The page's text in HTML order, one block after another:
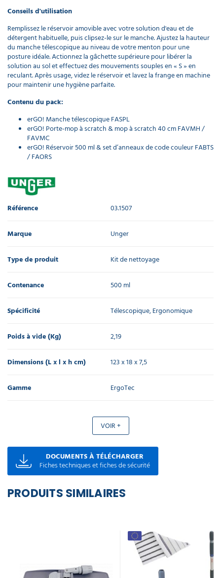
Conseils d'utilisation
Remplissez le réservoir amovible avec votre solution d'eau et de
détergent habituelle, puis clipsez-le sur le manche. Ajustez la hauteur
du manche télescopique au niveau de votre menton pour une
posture idéale. Actionnez la gâchette supérieure pour libérer la
solution au sol et effectuez des mouvements souples en « S » en
reculant. Après usage, videz le réservoir et lavez la frange en machine
pour maintenir une hygiène parfaite.
Contenu du pack:
erGO! Manche télescopique FASPL
erGO! Porte-mop à scratch & mop à scratch 40 cm FAVMH /
FAVMC
erGO! Réservoir 500 ml & set d’anneaux de code couleur FABTS
/ FAORS
Référence 03.1507
Marque Unger
Type de produit Kit de nettoyage
Contenance 500 ml
Spécificité Télescopique, Ergonomique
Poids à vide (Kg) 2,19
Dimensions (L x l x h cm) 123 x 18 x 7,5
Gamme ErgoTec
VOIR +
DOCUMENTS À TÉLÉCHARGER
Fiches techniques et fiches de sécurité
PRODUITS SIMILAIRES